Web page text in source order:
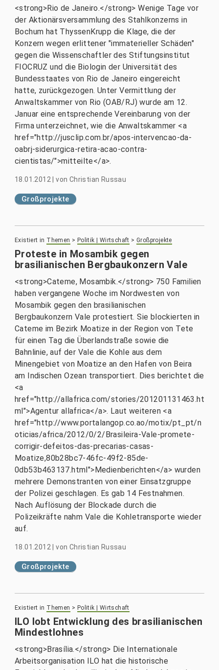
<strong>Rio de Janeiro.</strong> Wenige Tage vor
der Aktionärsversammlung des Stahlkonzerns in
Bochum hat ThyssenKrupp die Klage, die der
Konzern wegen erlittener "immaterieller Schäden"
gegen die Wissenschaftler des Stiftungsinstitut
FIOCRUZ und die Biologin der Universität des
Bundesstaates von Rio de Janeiro eingereicht
hatte, zurückgezogen. Unter Vermittlung der
Anwaltskammer von Rio (OAB/RJ) wurde am 12.
Januar eine entsprechende Vereinbarung von der
Firma unterzeichnet, wie die Anwaltskammer <a
href="http://jusclip.com.br/apos-intervencao-da-
oabrj-siderurgica-retira-acao-contra-
cientistas/">mitteilte</a>.
18.01.2012 |von Christian Russau
Großprojekte
Existiert in Themen > Politik | Wirtschaft >Großprojekte
Proteste in Mosambik gegen
brasilianischen Bergbaukonzern Vale
<strong>Cateme, Mosambik.</strong> 750 Familien
haben vergangene Woche im Nordwesten von
Mosambik gegen den brasilianischen
Bergbaukonzern Vale protestiert. Sie blockierten in
Cateme im Bezirk Moatize in der Region von Tete
für einen Tag die Überlandstraße sowie die
Bahnlinie, auf der Vale die Kohle aus dem
Minengebiet von Moatize an den Hafen von Beira
am Indischen Ozean transportiert. Dies berichtet die
<a
href="http://allafrica.com/stories/201201131463.ht
ml">Agentur allafrica</a>. Laut weiteren <a
href="http://www.portalangop.co.ao/motix/pt_pt/n
oticias/africa/2012/0/2/Brasileira-Vale-promete-
corrigir-defeitos-das-precarias-casas-
Moatize,80b28bc7-46fc-49f2-85de-
0db53b463137.html">Medienberichten</a> wurden
mehrere Demonstranten von einer Einsatzgruppe
der Polizei geschlagen. Es gab 14 Festnahmen.
Nach Auflösung der Blockade durch die
Polizeikräfte nahm Vale die Kohletransporte wieder
auf.
18.01.2012 |von Christian Russau
Großprojekte
Existiert in Themen > Politik | Wirtschaft
ILO lobt Entwicklung des brasilianischen
Mindestlohnes
<strong>Brasília.</strong> Die Internationale
Arbeitsorganisation ILO hat die historische